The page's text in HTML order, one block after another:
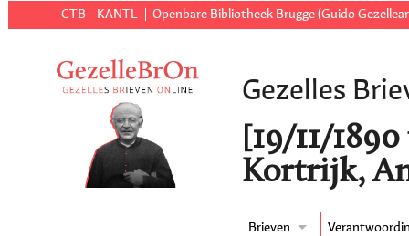
CTB - KANTL Openbare Bibliotheek Brugge (Guido
Gezelles
[19/11/
Kortrijk,
Brieven